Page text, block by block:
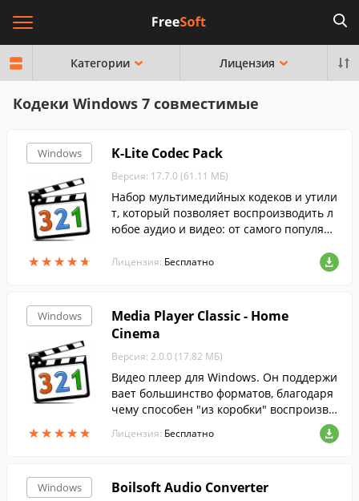
Категории Лицензия
Кодеки Windows 7 совместимые
Windows
★★★★★
★★★★★
K-Lite Codec Pack
Версия: 17.7.0 (61.11 МБ)
Набор мультимедийных кодеков и утили
т, который позволяет воспроизводить л
юбое аудио и видео: от самого популярн
Лицензия: Бесплатно
Windows
★★★★★
★★★★★
Media Player Classic - Home
Cinema
Версия: 2.0.0 (17.82 МБ)
Видео плеер для Windows. Он поддержи
вает большинство форматов, благодаря
чему способен "из коробки" воспроизво
дить любые видео файлы, и не нуждаетс
я в дополнительных кодеках....
Лицензия: Бесплатно
Windows Boilsoft Audio Converter